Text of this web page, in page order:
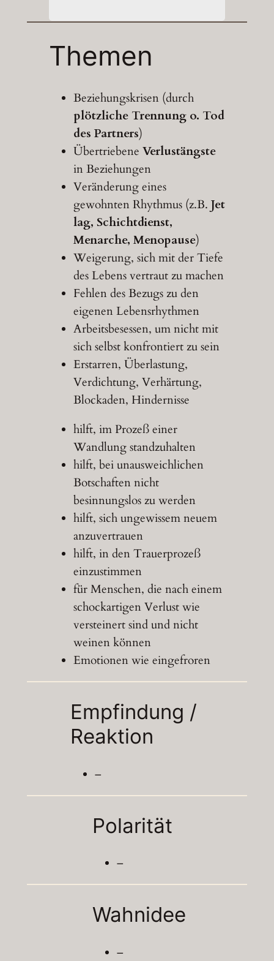
Themen
Beziehungskrisen (durch
plötzliche Trennung o. Tod
des Partners)
Übertriebene Verlustängste
in Beziehungen
Veränderung eines
gewohnten Rhythmus (z.B. Jet
lag, Schichtdienst,
Menarche, Menopause)
Weigerung, sich mit der Tiefe
des Lebens vertraut zu machen
Fehlen des Bezugs zu den
eigenen Lebensrhythmen
Arbeitsbesessen, um nicht mit
sich selbst konfrontiert zu sein
Erstarren, Überlastung,
Verdichtung, Verhärtung,
Blockaden, Hindernisse
hilft, im Prozeß einer
Wandlung standzuhalten
hilft, bei unausweichlichen
Botschaften nicht
besinnungslos zu werden
hilft, sich ungewissem neuem
anzuvertrauen
hilft, in den Trauerprozeß
einzustimmen
für Menschen, die nach einem
schockartigen Verlust wie
versteinert sind und nicht
weinen können
Emotionen wie eingefroren
Empfindung /
Reaktion
–
Polarität
–
Wahnidee
–